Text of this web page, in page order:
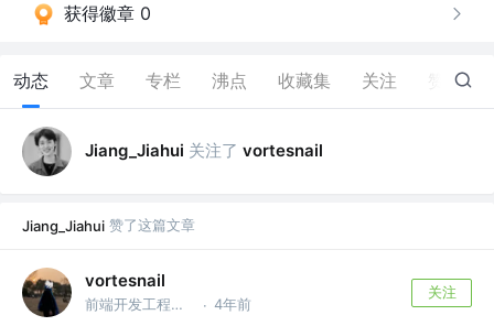
获得徽章 0
动态 文章 专栏 沸点 收藏集 关注 6
Jiang_Jiahui 关注了 vortesnail
Jiang_Jiahui 赞了这篇文章
vortesnail
前端开发工程师 @emm · 4年前
关注